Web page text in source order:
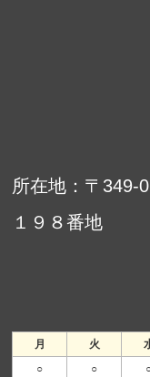
所在地：〒349-
１９８番地
月 火
○
○